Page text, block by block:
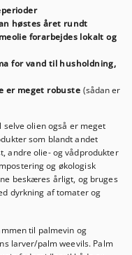
høstes året rundt
forarbejdes lokalt og
for vand til husholdning,
er meget robuste (sådan er
olien også er meget
som blandt andet
andre olie- og vådprodukter
og økologisk
beskæres årligt, og bruges
dyrkning af tomater og
til palmevin og
larver/palm weevils. Palm